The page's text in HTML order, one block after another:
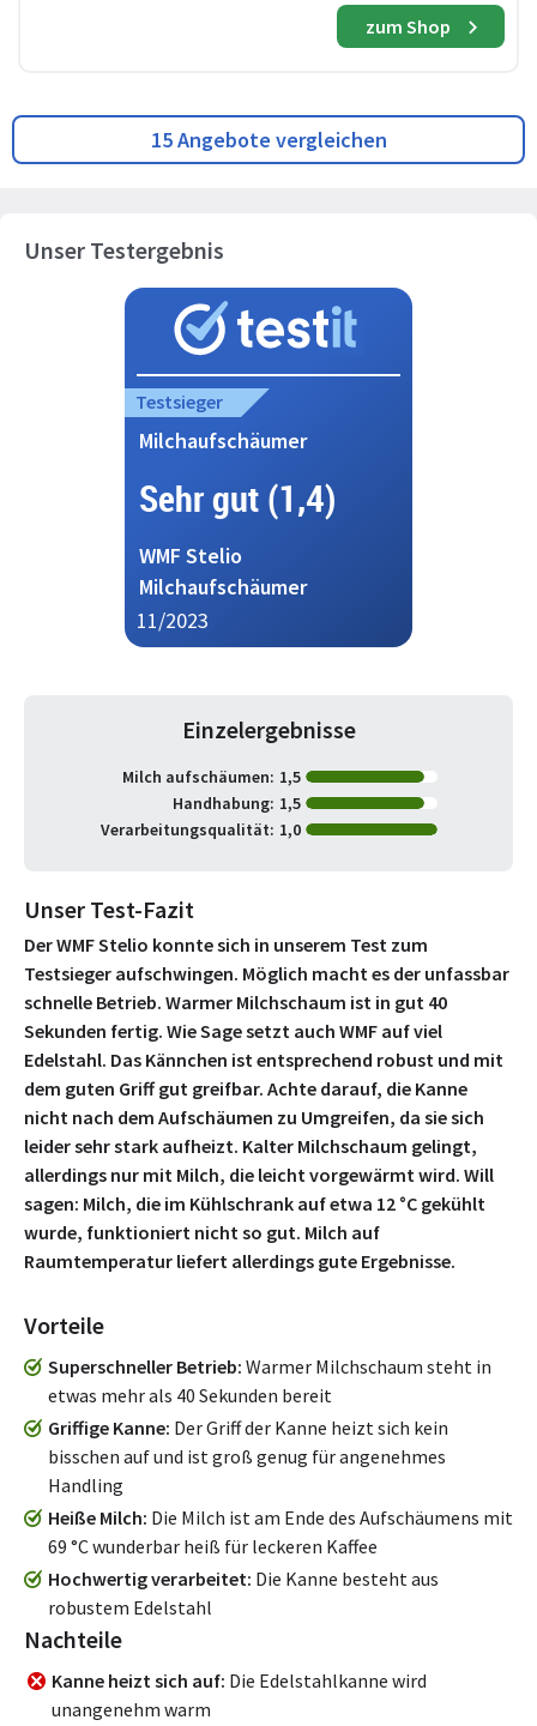
zum Shop
15 Angebote vergleichen
Unser Testergebnis
Testsieger
Milchaufschäumer
Sehr gut (1,4)
WMF Stelio
Milchaufschäumer
11/2023
Einzelergebnisse
Milch aufschäumen: 1,5
Handhabung: 1,5
Verarbeitungsqualität: 1,0
Unser Test-Fazit
Der WMF Stelio konnte sich in unserem Test zum
Testsieger aufschwingen. Möglich macht es der unfassbar
schnelle Betrieb. Warmer Milchschaum ist in gut 40
Sekunden fertig. Wie Sage setzt auch WMF auf viel
Edelstahl. Das Kännchen ist entsprechend robust und mit
dem guten Griff gut greifbar. Achte darauf, die Kanne
nicht nach dem Aufschäumen zu Umgreifen, da sie sich
leider sehr stark aufheizt. Kalter Milchschaum gelingt,
allerdings nur mit Milch, die leicht vorgewärmt wird. Will
sagen: Milch, die im Kühlschrank auf etwa 12 °C gekühlt
wurde, funktioniert nicht so gut. Milch auf
Raumtemperatur liefert allerdings gute Ergebnisse.
Vorteile
Superschneller Betrieb Warmer Milchschaum steht in
etwas mehr als 40 Sekunden bereit
Griffige Kanne Der Griff der Kanne heizt sich kein
bisschen auf und ist groß genug für angenehmes
Handling
Heiße Milch Die Milch ist am Ende des Aufschäumens mit
69 °C wunderbar heiß für leckeren Kaffee
Hochwertig verarbeitet Die Kanne besteht aus
robustem Edelstahl
Nachteile
Kanne heizt sich auf Die Edelstahlkanne wird
unangenehm warm